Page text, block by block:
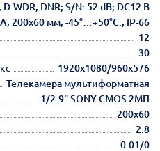
D-WDR, DNR; S/N: 52 dB; DC12 В
200х60 мм; -45°…+50°C.; IP-66
12
30
1920х1080/960х576
Телекамера мультиформатная
1/2.9" SONY CMOS 2МП
200х60
2.8
0.01/0